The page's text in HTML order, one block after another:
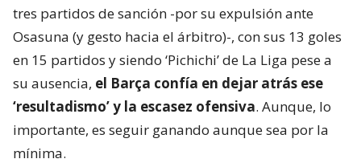
tres partidos de sanción -por su expulsión ante
Osasuna (y gesto hacia el árbitro)-, con sus 13 goles
en 15 partidos y siendo ‘Pichichi’ de La Liga pese a
su ausencia, el Barça confía en dejar atrás ese
‘resultadismo’ y la escasez ofensiva. Aunque, lo
importante, es seguir ganando aunque sea por la
mínima.